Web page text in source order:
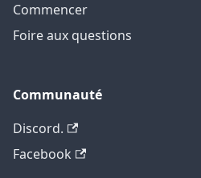
Commencer
Foire aux questions
Communauté
Discord.
Facebook